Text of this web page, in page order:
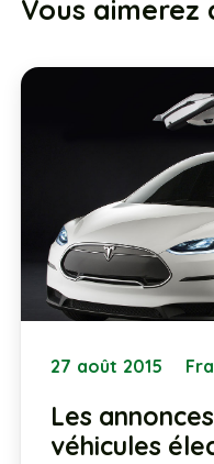
Vous aimerez
27 août 2015
Les
véhicules